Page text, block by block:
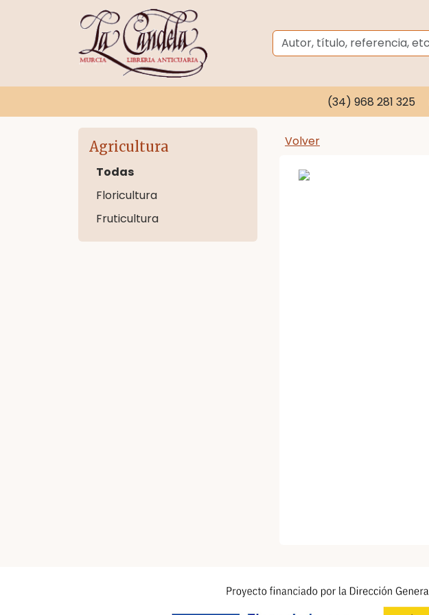
(34) 968 281 325
Agricultura
Todas
Floricultura
Fruticultura
Volver